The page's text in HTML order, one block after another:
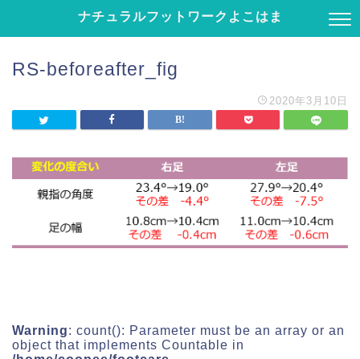
ナチュラルフットワークよこはま
RS-beforeafter_fig
2020年3月10日
Warning: count(): Parameter must be an array or an
object that implements Countable in